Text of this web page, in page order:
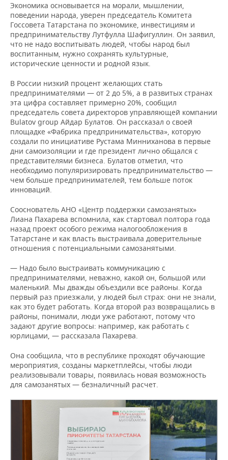
Экономика основывается на морали, мышлении,
поведении народа, уверен председатель Комитета
Госсовета Татарстана по экономике, инвестициям и
предпринимательству Лутфулла Шафигуллин. Он заявил,
что не надо воспитывать людей, чтобы народ был
воспитанным, нужно сохранять культурные,
исторические ценности и родной язык.
В России низкий процент желающих стать
предпринимателями — от 2 до 5%, а в развитых странах
эта цифра составляет примерно 20%, сообщил
председатель совета директоров управляющей компании
Bulatov group Айдар Булатов. Он рассказал о своей
площадке «Фабрика предпринимательства», которую
создали по инициативе Рустама Минниханова в первые
дни самоизоляции и где президент лично общался с
представителями бизнеса. Булатов отметил, что
необходимо популяризировать предпринимательство —
чем больше предпринимателей, тем больше поток
инноваций.
Сооснователь АНО «Центр поддержки самозанятых»
Лиана Пахарева вспомнила, как стартовал полтора года
назад проект особого режима налогообложения в
Татарстане и как власть выстраивала доверительные
отношения с потенциальными самозанятыми.
— Надо было выстраивать коммуникацию с
предпринимателями, неважно, какой он, большой или
маленький. Мы дважды объездили все районы. Когда
первый раз приезжали, у людей был страх: они не знали,
как это будет работать. Когда второй раз возвращались в
районы, понимали, люди уже работают, потому что
задают другие вопросы: например, как работать с
юрлицами, — рассказала Пахарева.
Она сообщила, что в республике проходят обучающие
мероприятия, созданы маркетплейсы, чтобы люди
реализовывали товары, появилась новая возможность
для самозанятых — безналичный расчет.